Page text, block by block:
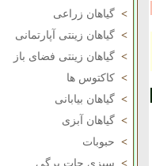
> گیاهان زراعی
> گیاهان زینتی آپارتمانی
> گیاهان زینتی فضای باز
> کاکتوس ها
> گیاهان بیابانی
> گیاهان آبزی
> حبوبات
> سبزی جات برگی